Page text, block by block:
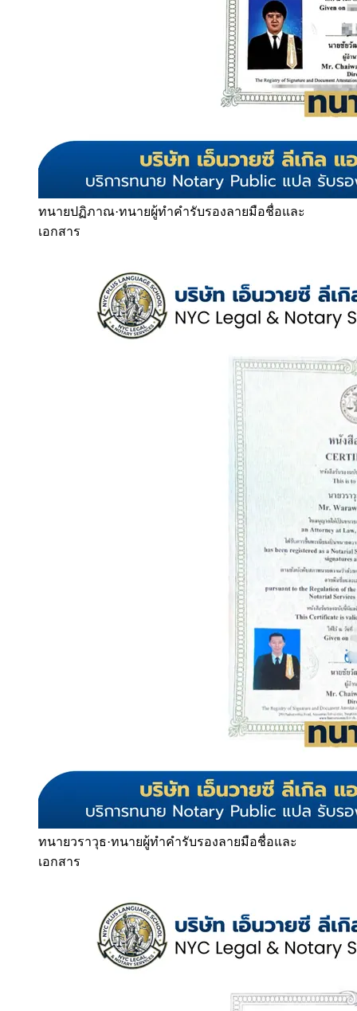
ทนายปฏิภาณ·ทนายผู้ทำคำรับรองลายมือชื่อและ
เอกสาร
ทนายวราวุธ·ทนายผู้ทำคำรับรองลายมือชื่อและ
เอกสาร